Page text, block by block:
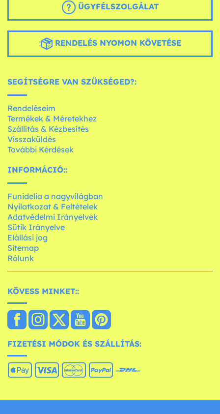
ÜGYFÉLSZOLGÁLAT
RENDELÉS NYOMON KÖVETÉSE
SEGÍTSÉGRE VAN SZÜKSÉGED?:
Rendeléseim
Termékek & Méretekhez
Szállítás & Kézbesítés
Visszaküldés
További Kérdések
INFORMÁCIÓ::
Funidelia a nagyvilágban
Nyilatkozat & Feltételek
Adatvédelmi Irányelvek
Sütik Irányelve
Elállási jog
Sitemap
Rólunk
KÖVESS MINKET::
FIZETÉSI MÓDOK ÉS SZÁLLÍTÁS: